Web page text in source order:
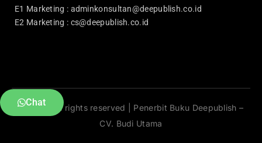
E1 Marketing : adminkonsultan@deepublish.co.id
E2 Marketing : cs@deepublish.co.id
© 2025 All rights reserved | Penerbit Buku Deepublish –
CV. Budi Utama
Chat